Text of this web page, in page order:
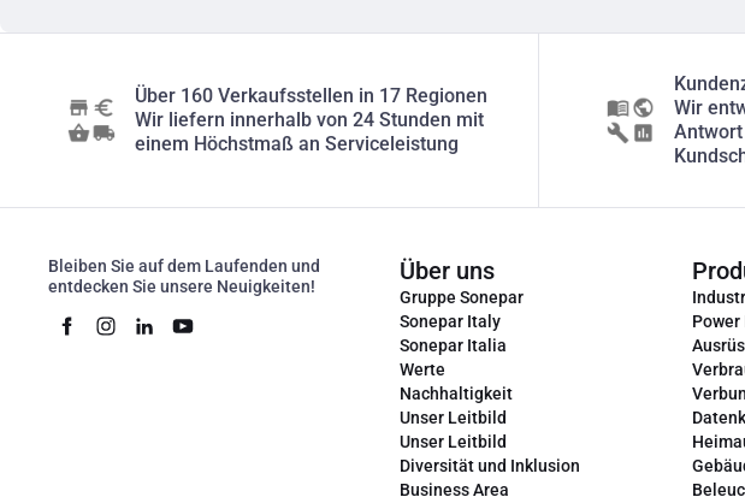
Über 160 Verkaufsstellen in 17 Regionen
Wir liefern innerhalb von 24 Stunden mit
einem Höchstmaß an Serviceleistung
Wir
Bleiben Sie auf dem Laufenden und
entdecken Sie unsere Neuigkeiten!
Über uns
Gruppe Sonepar
Sonepar Italy
Sonepar Italia
Werte
Nachhaltigkeit
Unser Leitbild
Unser Leitbild
Diversität und Inklusion
Business Area